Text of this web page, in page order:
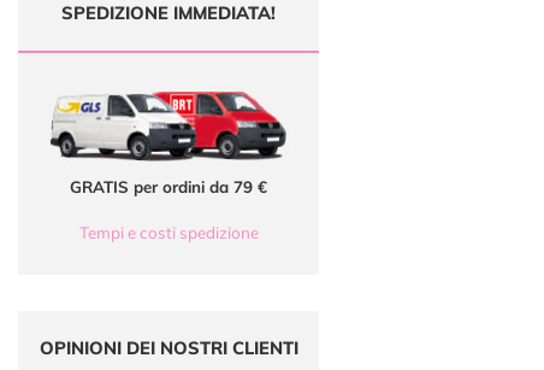
SPEDIZIONE IMMEDIATA!
GRATIS per ordini da 79 €
Tempi e costi spedizione
OPINIONI DEI NOSTRI CLIENTI